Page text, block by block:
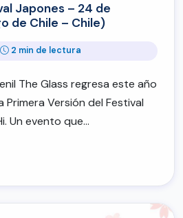
Japones – 24 de
de Chile – Chile)
2 min de lectura
The Glass regresa este año
Versión del Festival
Un evento que…